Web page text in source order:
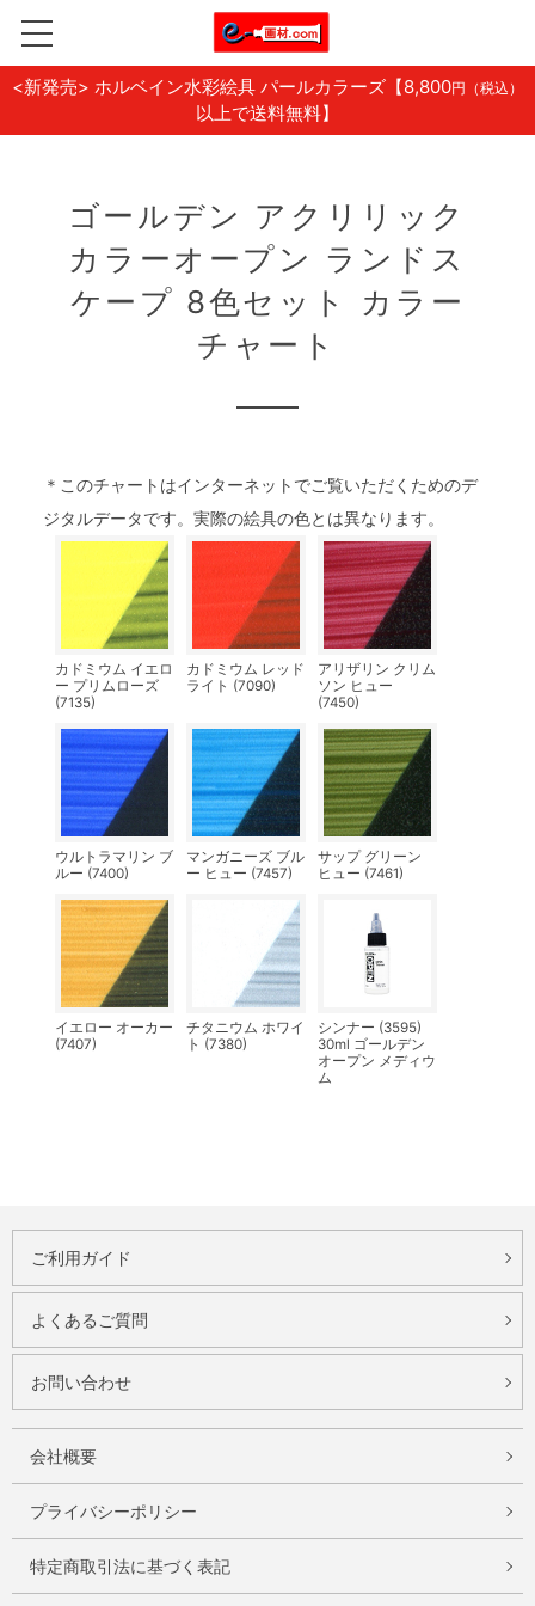
<新発売> ホルベイン水彩絵具 パールカラーズ 【8,800円（税込）
以上で送料無料】
ゴールデン アクリリック
カラーオープン ランドス
ケープ 8色セット カラー
チャート
＊このチャートはインターネットでご覧いただくためのデ
ジタルデータです。実際の絵具の色とは異なります。
カドミウム イエロ
ー プリムローズ
(7135)
カドミウム レッド
ライト (7090)
アリザリン クリム
ソン ヒュー
(7450)
ウルトラマリン ブ
ルー (7400)
マンガニーズ ブル
ー ヒュー (7457)
サップ グリーン
ヒュー (7461)
イエロー オーカー
(7407)
チタニウム ホワイ
ト (7380)
シンナー (3595)
30ml ゴールデン
オープン メディウ
ム
ご利用ガイド
よくあるご質問
お問い合わせ
会社概要
プライバシーポリシー
特定商取引法に基づく表記